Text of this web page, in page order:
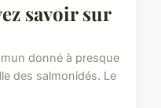
savoir sur
donné à presque
des salmonidés. Le